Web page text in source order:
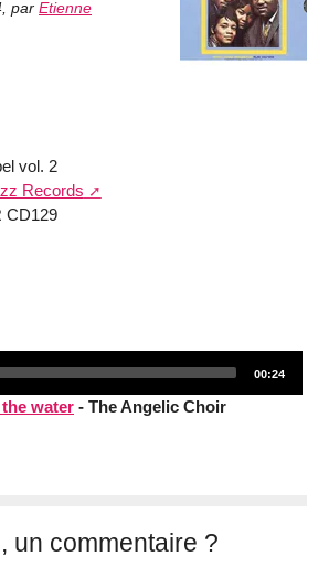
par Etienne
vol. 2
Records
CD129
Total
00:24
water - The Angelic Choir
un commentaire ?